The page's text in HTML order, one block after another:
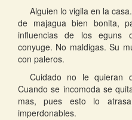
Alguien lo vigila en la
de majagua bien bonita,
influencias de los eguns
conyuge. No maldigas. Su
con paleros.
Cuidado no le quieran
Cuando se incomoda se
mas, pues esto lo
imperdonables.